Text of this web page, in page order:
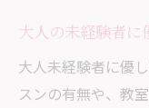
大人の未経験者に
大人未経験者に優
スンの有無や、教